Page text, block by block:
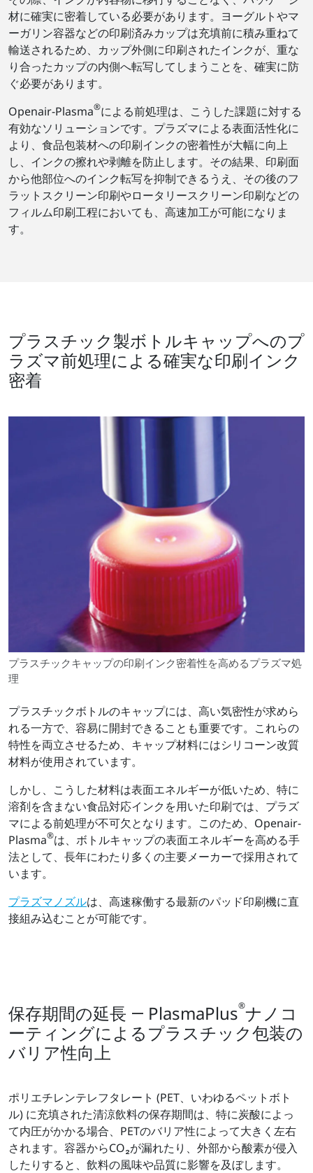
材に確実に密着している必要があります。ヨーグルトやマ
ーガリン容器などの印刷済みカップは充填前に積み重ねて
輸送されるため、カップ外側に印刷されたインクが、重な
り合ったカップの内側へ転写してしまうことを、確実に防
ぐ必要があります。
Openair-Plasma®による前処理は、こうした課題に対する
有効なソリューションです。プラズマによる表面活性化に
より、食品包装材への印刷インクの密着性が大幅に向上
し、インクの擦れや剥離を防止します。その結果、印刷面
から他部位へのインク転写を抑制できるうえ、その後のフ
ラットスクリーン印刷やロータリースクリーン印刷などの
フィルム印刷工程においても、高速加工が可能になりま
す。
プラスチック製ボトルキャップへのプ
ラズマ前処理による確実な印刷インク
密着
プラスチックキャップの印刷インク密着性を高めるプラズマ処
理
プラスチックボトルのキャップには、高い気密性が求めら
れる一方で、容易に開封できることも重要です。これらの
特性を両立させるため、キャップ材料にはシリコーン改質
材料が使用されています。
しかし、こうした材料は表面エネルギーが低いため、特に
溶剤を含まない食品対応インクを用いた印刷では、プラズ
マによる前処理が不可欠となります。このため、Openair-
Plasma®は、ボトルキャップの表面エネルギーを高める手
法として、長年にわたり多くの主要メーカーで採用されて
います。
プラズマノズルは、高速稼働する最新のパッド印刷機に直
接組み込むことが可能です。
保存期間の延長 ― PlasmaPlus®ナノコ
ーティングによるプラスチック包装の
バリア性向上
ポリエチレンテレフタレート (PET、いわゆるペットボト
ル) に充填された清涼飲料の保存期間は、特に炭酸によっ
て内圧がかかる場合、PETのバリア性によって大きく左右
されます。容器からCO₂が漏れたり、外部から酸素が侵入
したりすると、飲料の風味や品質に影響を及ぼします。